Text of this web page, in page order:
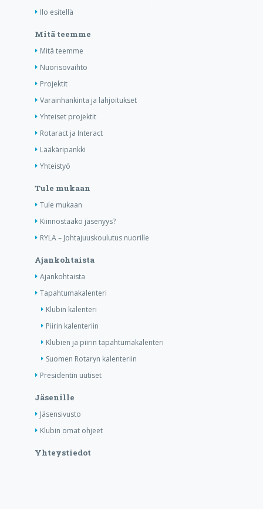
Ilo esitellä
Mitä teemme
Mitä teemme
Nuorisovaihto
Projektit
Varainhankinta ja lahjoitukset
Yhteiset projektit
Rotaract ja Interact
Lääkäripankki
Yhteistyö
Tule mukaan
Tule mukaan
Kiinnostaako jäsenyys?
RYLA – Johtajuuskoulutus nuorille
Ajankohtaista
Ajankohtaista
Tapahtumakalenteri
Klubin kalenteri
Piirin kalenteriin
Klubien ja piirin tapahtumakalenteri
Suomen Rotaryn kalenteriin
Presidentin uutiset
Jäsenille
Jäsensivusto
Klubin omat ohjeet
Yhteystiedot